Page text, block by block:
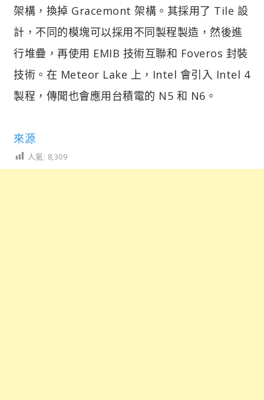
架構，換掉 Gracemont 架構。其採用了 Tile 設
計，不同的模塊可以採用不同製程製造，然後進
行堆疊，再使用 EMIB 技術互聯和 Foveros 封裝
技術。在 Meteor Lake 上，Intel 會引入 Intel 4
製程，傳聞也會應用台積電的 N5 和 N6。
來源
人氣: 8,309